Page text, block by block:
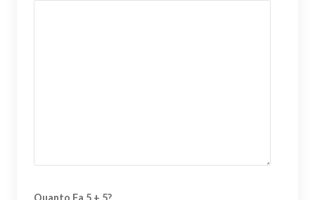
Quanto Fa 5 + 5?